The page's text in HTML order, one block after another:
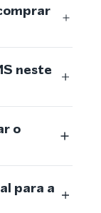
neste
o
para a